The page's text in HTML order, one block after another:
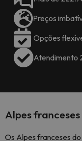
Preços
Opções
Atendimento
Alpes
Os Alpes franceses